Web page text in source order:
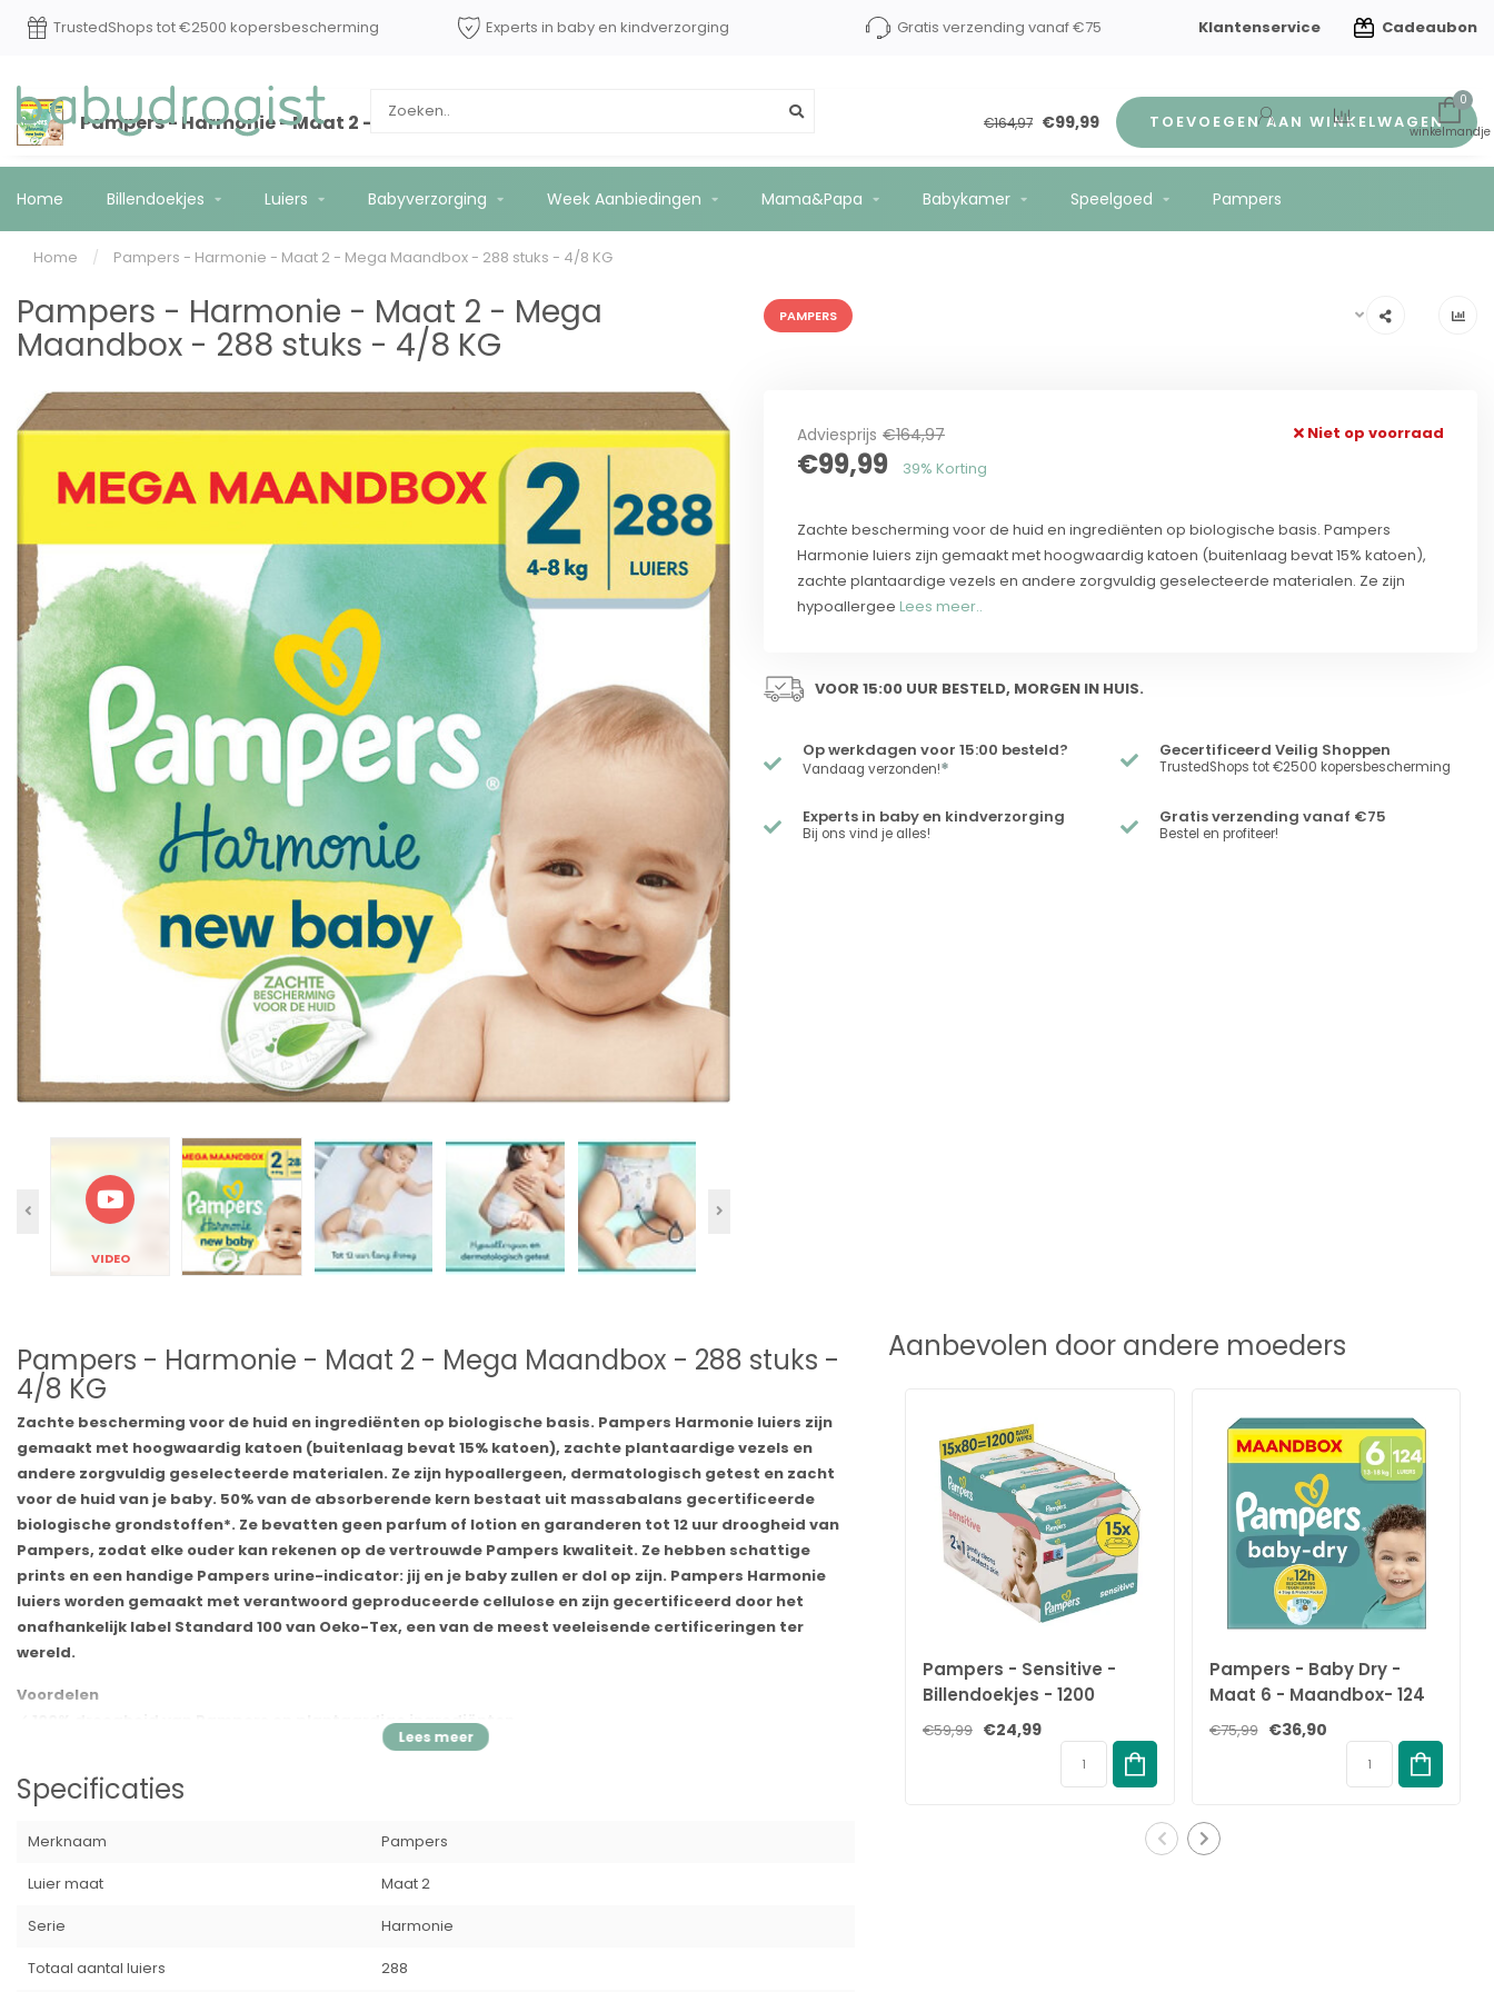
TrustedShops tot €2500 kopersbescherming Experts in baby en kindverzorging Gratis verzending vanaf €75 Klantenservice Cadeaubon
0
Home Billendoekjes Luiers Babyverzorging Week Aanbiedingen Mama&Papa Babykamer Speelgoed Pampers
Home / Pampers - Harmonie - Maat 2 - Mega Maandbox - 288 stuks - 4/8 KG
Pampers - Harmonie - Maat 2 - Mega Maandbox - 288 stuks - 4/8 KG €164,97 €99,99 TOEVOEGEN AAN WINKELWAGEN
Pampers - Harmonie - Maat 2 - Mega
Maandbox - 288 stuks - 4/8 KG
PAMPERS
VIDEO
Adviesprijs €164,97
€99,99 39% Korting
Niet op voorraad
Zachte bescherming voor de huid en ingrediënten op biologische basis. Pampers
Harmonie luiers zijn gemaakt met hoogwaardig katoen (buitenlaag bevat 15% katoen),
zachte plantaardige vezels en andere zorgvuldig geselecteerde materialen. Ze zijn
hypoallergee Lees meer..
VOOR 15:00 UUR BESTELD, MORGEN IN HUIS.
Op werkdagen voor 15:00 besteld?
Vandaag verzonden!*
Gecertificeerd Veilig Shoppen
TrustedShops tot €2500 kopersbescherming
Experts in baby en kindverzorging
Bij ons vind je alles!
Gratis verzending vanaf €75
Bestel en profiteer!
Pampers - Harmonie - Maat 2 - Mega Maandbox - 288 stuks -
4/8 KG
Zachte bescherming voor de huid en ingrediënten op biologische basis. Pampers Harmonie luiers zijn
gemaakt met hoogwaardig katoen (buitenlaag bevat 15% katoen), zachte plantaardige vezels en
andere zorgvuldig geselecteerde materialen. Ze zijn hypoallergeen, dermatologisch getest en zacht
voor de huid van je baby. 50% van de absorberende kern bestaat uit massabalans gecertificeerde
biologische grondstoffen*. Ze bevatten geen parfum of lotion en garanderen tot 12 uur droogheid van
Pampers, zodat elke ouder kan rekenen op de vertrouwde Pampers kwaliteit. Ze hebben schattige
prints en een handige Pampers urine-indicator: jij en je baby zullen er dol op zijn. Pampers Harmonie
luiers worden gemaakt met verantwoord geproduceerde cellulose en zijn gecertificeerd door het
onafhankelijk label Standard 100 van Oeko-Tex, een van de meest veeleisende certificeringen ter
wereld.
Voordelen
100% droogheid van Pampers en plantaardige ingrediënten
Gemaakt met 15% hoogwaardig katoen in de buitenlaag en 50% zachte plantaardige vezels in de toplaag
Hypoallergeen en dermatologisch getest
✓ 0% parfum en lotion
✓Standard 100 gecertificeerd door OEKO-TEX
✓
Nu in een recyclebare papieren* verpakking. *De verpakking is recyclebaar in de papierbak. Ze bevat een dun
Specificaties
Merknaam
Pampers
Luier maat
Maat 2
Serie
Harmonie
Totaal aantal luiers
288
Aanbevolen door andere moeders
Pampers - Sensitive -
Billendoekjes - 1200
doekjes - 15 x 80
€59,99 €24,99
Pampers - Baby Dry -
Maat 6 - Maandbox- 124
luiers - 13/18 KG
€75,99 €36,90